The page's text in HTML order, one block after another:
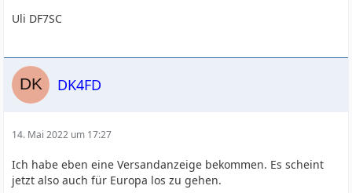
Uli DF7SC
DK4FD
14. Mai 2022 um 17:27
Ich habe eben eine Versandanzeige bekommen. Es scheint
jetzt also auch für Europa los zu gehen.